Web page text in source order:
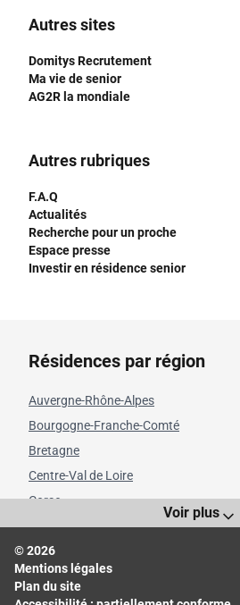
Autres sites
Domitys Recrutement
Ma vie de senior
AG2R la mondiale
Autres rubriques
F.A.Q
Actualités
Recherche pour un proche
Espace presse
Investir en résidence senior
Résidences par région
Auvergne-Rhône-Alpes
Bourgogne-Franche-Comté
Bretagne
Centre-Val de Loire
Corse
Grand Est
Hauts-de-France
Île-de-France
Normandie
Voir plus
© 2026
Mentions légales
Plan du site